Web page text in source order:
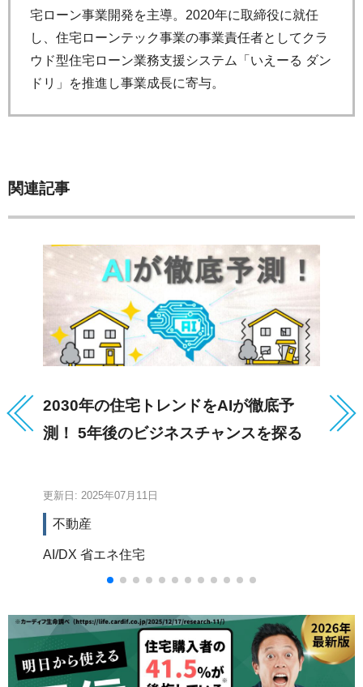
宅ローン事業開発を主導。2020年に取締役に就任
し、住宅ローンテック事業の事業責任者としてクラ
ウド型住宅ローン業務支援システム「いえーる ダン
ドリ」を推進し事業成長に寄与。
関連記事
2030年の住宅トレンドをAIが徹底予
測！ 5年後のビジネスチャンスを探る
更新日: 2025年07月11日
不動産
AI/DX 省エネ住宅
不